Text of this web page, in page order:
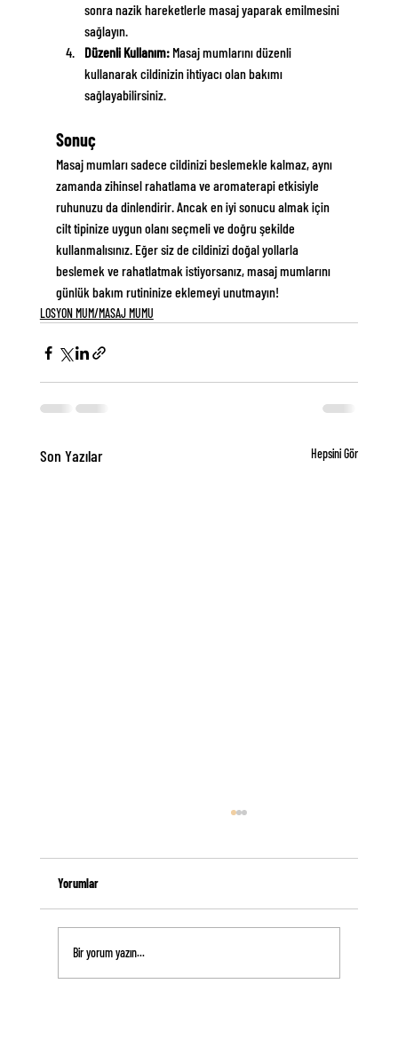
sonra nazik hareketlerle masaj yaparak emilmesini
sağlayın.
Düzenli Kullanım: Masaj mumlarını düzenli
kullanarak cildinizin ihtiyacı olan bakımı
sağlayabilirsiniz.
Sonuç
Masaj mumları sadece cildinizi beslemekle kalmaz, aynı
zamanda zihinsel rahatlama ve aromaterapi etkisiyle
ruhunuzu da dinlendirir. Ancak en iyi sonucu almak için
cilt tipinize uygun olanı seçmeli ve doğru şekilde
kullanmalısınız. Eğer siz de cildinizi doğal yollarla
beslemek ve rahatlatmak istiyorsanız, masaj mumlarını
günlük bakım rutininize eklemeyi unutmayın!
LOSYON MUM/MASAJ MUMU
Son Yazılar Hepsini Gör
Yorumlar
Bir yorum yazın...